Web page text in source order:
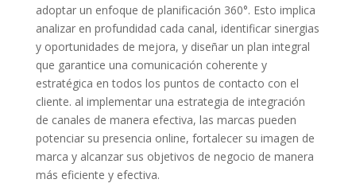
adoptar‌ un enfoque de planificación 360°.⁣ Esto implica
analizar en profundidad ⁤cada canal, identificar sinergias
y oportunidades‍ de mejora, y diseñar un plan ⁢integral
que‍ garantice una comunicación coherente y⁤
estratégica en todos ⁣los puntos de contacto con⁢ el
cliente.​ al⁢ implementar una estrategia de‌ integración
de canales de​ manera‌ efectiva, las marcas pueden
potenciar su presencia online, fortalecer su imagen de
marca y ‍alcanzar sus⁤ objetivos de negocio de ​manera
más eficiente​ y efectiva.